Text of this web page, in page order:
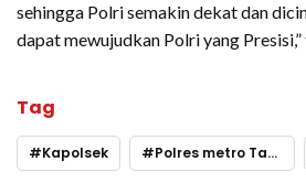
sehingga Polri semakin dekat dan
dapat mewujudkan Polri yang
Tag
Kapolsek Polres metro Tangerang